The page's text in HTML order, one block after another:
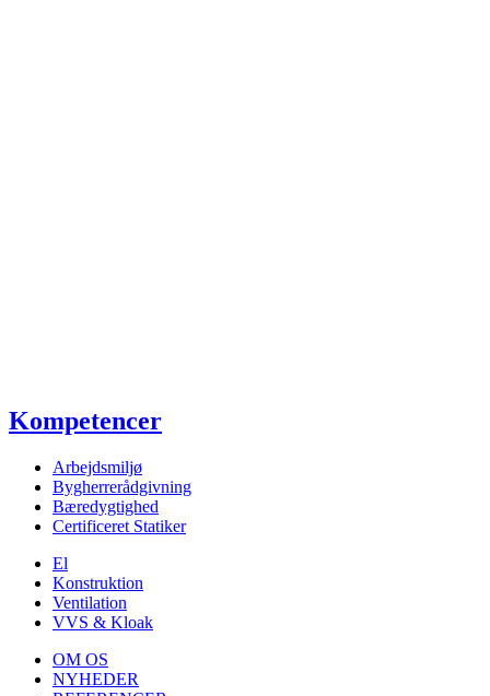
Kompetencer
Arbejdsmiljø
Bygherrerådgivning
Bæredygtighed
Certificeret Statiker
El
Konstruktion
Ventilation
VVS & Kloak
OM OS
NYHEDER